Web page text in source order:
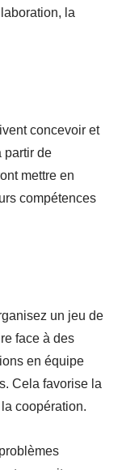
la
concevoir et
partir de
mettre en
compétences
un jeu de
face à des
en équipe
Cela favorise la
coopération.